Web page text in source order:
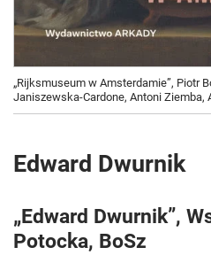
„Rijksmuseum w Amsterdamie”, Piotr
Janiszewska-Cardone, Antoni Ziemba,
Edward Dwurnik
„Edward Dwurnik”,
Potocka, BoSz